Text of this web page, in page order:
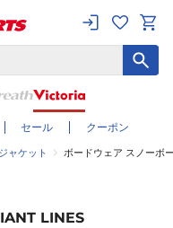
セール クーポン
ジャケット ボードウェア スノーボ
LINES